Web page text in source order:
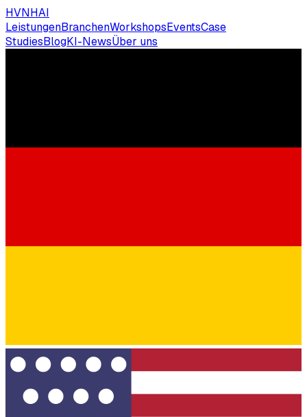
HVNHAI
LeistungenBranchenWorkshopsEventsCase
StudiesBlogKI-NewsÜber uns